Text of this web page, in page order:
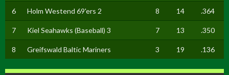
6 Holm Westend 69'ers 2 8 14 .364
7 Kiel Seahawks (Baseball) 3 7 13 .350
8 Greifswald Baltic Mariners 3 19 .136